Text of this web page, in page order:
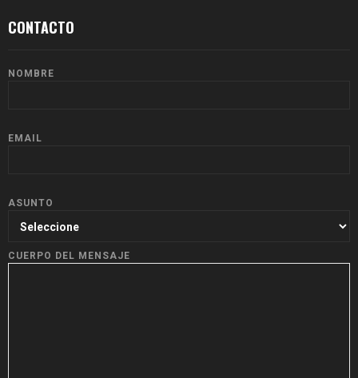
CONTACTO
NOMBRE
EMAIL
ASUNTO
CUERPO DEL MENSAJE